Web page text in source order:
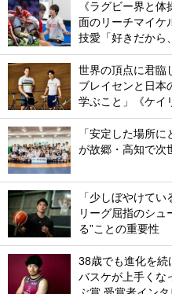
《ラグビー界と
面のリーチマイケ
技愛「好きだから
世界の頂点に君臨
ブレイセンと日本
学ぶこと」《ケイ
「安定した場所
が故郷・高知で次
「少しぼやけて
リーグ屈指のシュ
る”ことの重要性
38歳でも進化を続
バスケが上手くな